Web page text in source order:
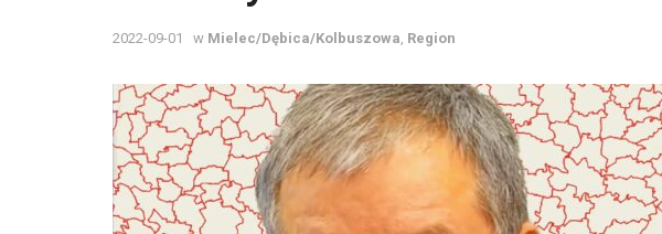
2022-09-01 w Mielec/Dębica/Kolbuszowa Region